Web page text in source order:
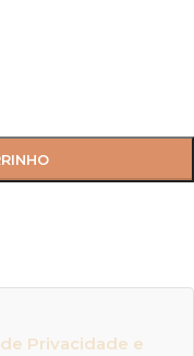
Privacidade e